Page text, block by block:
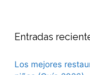
Entradas
Los mejores